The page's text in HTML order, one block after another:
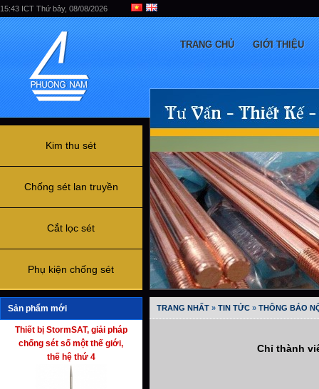
15:43 ICT Thứ bảy, 08/08/2026
TRANG CHỦ GIỚI THIỆU
Kim thu sét
Chống sét lan truyền
Cắt lọc sét
Phụ kiện chống sét
Sản phẩm mới
Thiết bị StormSAT, giải pháp
chống sét số một thế giới,
thế hệ thứ 4
TRANG NHẤT » TIN TỨC » THÔNG BÁO
Chỉ thành